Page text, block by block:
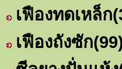
เฟืองทดเหล็ก
เฟืองถังซัก